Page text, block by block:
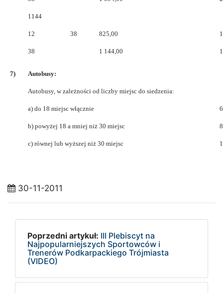
1144
12 38 825,00
38 1 144,00
7) Autobusy:
Autobusy, w zależności od liczby miejsc do siedzenia:
a) do 18 miejsc włącznie
b) powyżej 18 a mniej niż 30 miejsc
c) równej lub wyższej niż 30 miejsc
30-11-2011
Poprzedni artykuł: III Plebiscyt na
Najpopularniejszych Sportowców i
Trenerów Podkarpackiego Trójmiasta
(VIDEO)